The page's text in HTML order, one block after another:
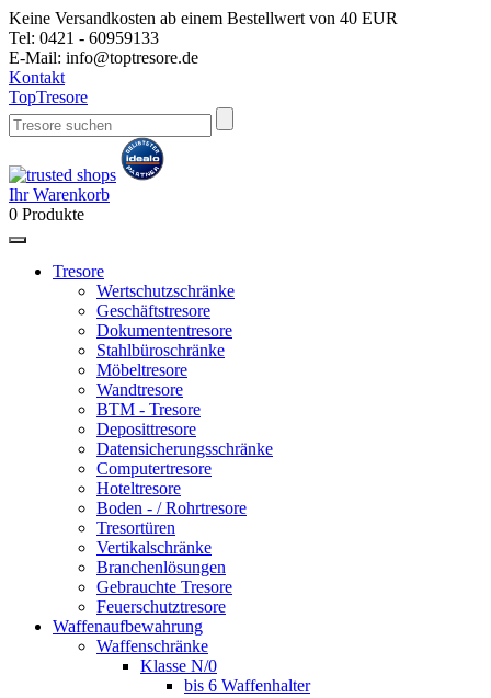
Keine Versandkosten ab einem Bestellwert von 40 EUR
Tel: 0421 - 60959133
E-Mail: info@toptresore.de
Kontakt
TopTresore
Ihr Warenkorb
0 Produkte
Tresore
Wertschutzschränke
Geschäftstresore
Dokumententresore
Stahlbüroschränke
Möbeltresore
Wandtresore
BTM - Tresore
Deposittresore
Datensicherungsschränke
Computertresore
Hoteltresore
Boden - / Rohrtresore
Tresortüren
Vertikalschränke
Branchenlösungen
Gebrauchte Tresore
Feuerschutztresore
Waffenaufbewahrung
Waffenschränke
Klasse N/0
bis 6 Waffenhalter